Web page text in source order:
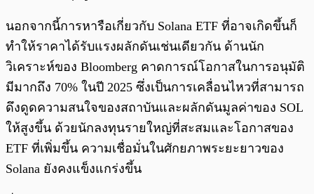
นอกจากนี้การหารือเกี่ยวกับ Solana ETF ที่อาจเกิดขึ้นก็
ทำให้ราคาได้รับแรงผลักดันเช่นเดียวกัน ด้านนัก
วิเคราะห์ของ Bloomberg คาดการณ์โอกาสในการอนุมัติ
มีมากถึง 70% ในปี 2025 ซึ่งเป็นการเคลื่อนไหวที่สามารถ
ดึงดูดความสนใจของสถาบันและผลักดันมูลค่าของ SOL
ให้สูงขึ้น ด้วยนักลงทุนรายใหญ่ที่สะสมและโอกาสของ
ETF ที่เพิ่มขึ้น ความเชื่อมั่นในศักยภาพระยะยาวของ
Solana ยังคงแข็งแกร่งขึ้น